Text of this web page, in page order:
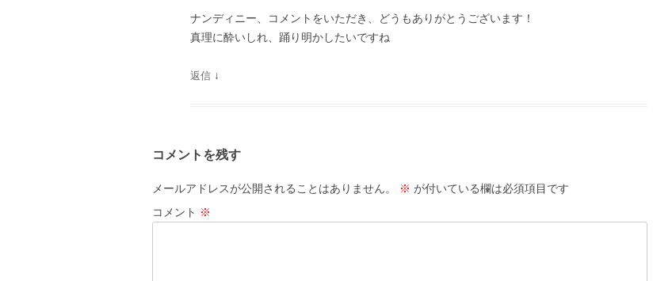
ナンディニー、コメントをいただき、どうもありがとうございます！
真理に酔いしれ、踊り明かしたいですね
返信 ↓
コメントを残す
メールアドレスが公開されることはありません。 ※ が付いている欄は必須項目です
コメント ※